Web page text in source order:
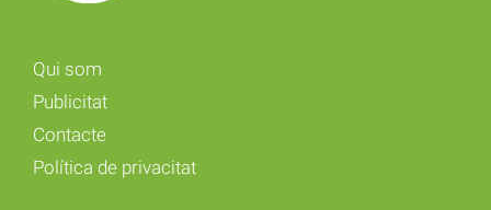
Qui som
Publicitat
Contacte
Política de privacitat